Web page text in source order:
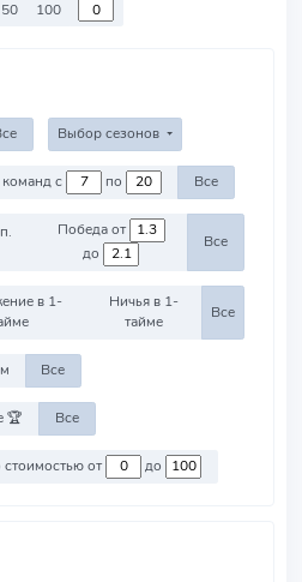
50 100
Выбор сезонов
Против команд с по Все
Победа от
до
Все
в 1-
Ничья в 1-
тайме
Все
Все
🏆 Все
Против команд со стоимостью от до